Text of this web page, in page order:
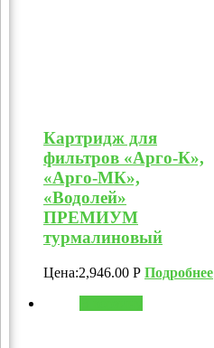
Картридж для
фильтров «Арго-К»,
«Арго-МК»,
«Водолей»
ПРЕМИУМ
турмалиновый
Цена:2,946.00 Р Подробнее